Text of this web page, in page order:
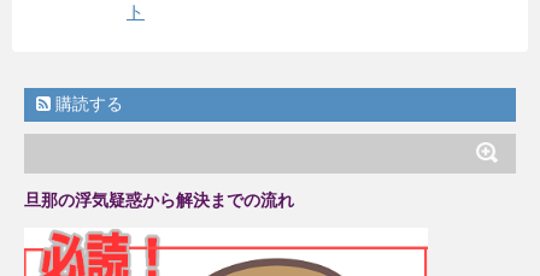
ト
購読する
旦那の浮気疑惑から解決までの流れ